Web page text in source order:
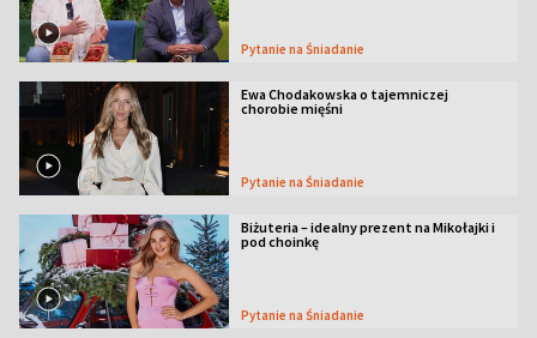
Pytanie na Śniadanie
Ewa Chodakowska o tajemniczej
chorobie mięśni
Pytanie na Śniadanie
Biżuteria – idealny prezent na Mikołajki i
pod choinkę
Pytanie na Śniadanie